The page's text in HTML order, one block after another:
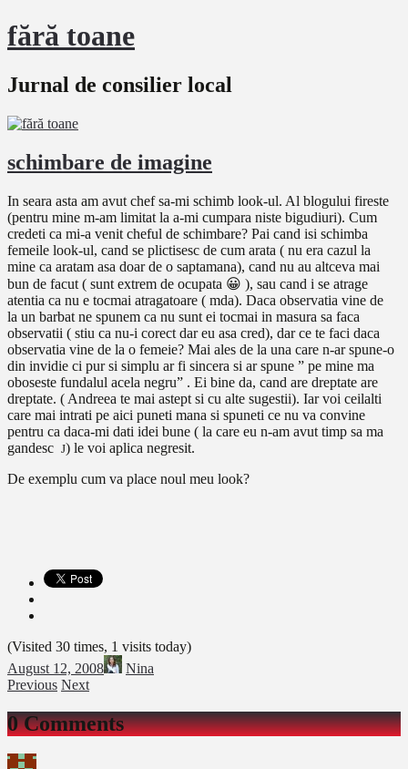
fără toane
Jurnal de consilier local
schimbare de imagine
In seara asta am avut chef sa-mi schimb look-ul. Al blogului fireste
(pentru mine m-am limitat la a-mi cumpara niste bigudiuri). Cum
credeti ca mi-a venit cheful de schimbare? Pai cand isi schimba
femeile look-ul, cand se plictisesc de cum arata ( nu era cazul la
mine ca aratam asa doar de o saptamana), cand nu au altceva mai
bun de facut ( sunt extrem de ocupata 😀 ), sau cand i se atrage
atentia ca nu e tocmai atragatoare ( mda). Daca observatia vine de
la un barbat ne spunem ca nu sunt ei tocmai in masura sa faca
observatii ( stiu ca nu-i corect dar eu asa cred), dar ce te faci daca
observatia vine de la o femeie? Mai ales de la una care n-ar spune-o
din invidie ci pur si simplu ar fi sincera si ar spune ” pe mine ma
oboseste fundalul acela negru” . Ei bine da, cand are dreptate are
dreptate. ( Andreea te mai astept si cu alte sugestii). Iar voi ceilalti
care mai intrati pe aici puneti mana si spuneti ce nu va convine
pentru ca daca-mi dati idei bune ( la care eu n-am avut timp sa ma
gandesc J) le voi aplica negresit.
De exemplu cum va place noul meu look?
(Visited 30 times, 1 visits today)
August 12, 2008
Nina
Previous Next
0 Comments